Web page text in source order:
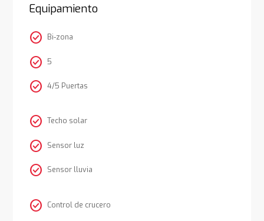
Equipamiento
check_circle Bi-zona
check_circle 5
check_circle 4/5 Puertas
check_circle Techo solar
check_circle Sensor luz
check_circle Sensor lluvia
check_circle Control de crucero